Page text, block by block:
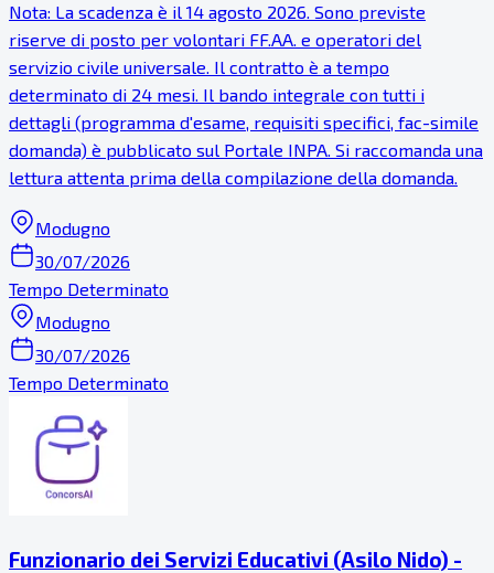
Nota: La scadenza è il 14 agosto 2026. Sono previste
riserve di posto per volontari FF.AA. e operatori del
servizio civile universale. Il contratto è a tempo
determinato di 24 mesi. Il bando integrale con tutti i
dettagli (programma d'esame, requisiti specifici, fac-simile
domanda) è pubblicato sul Portale INPA. Si raccomanda una
lettura attenta prima della compilazione della domanda.
Modugno
30/07/2026
Tempo Determinato
Modugno
30/07/2026
Tempo Determinato
Funzionario dei Servizi Educativi (Asilo Nido) -